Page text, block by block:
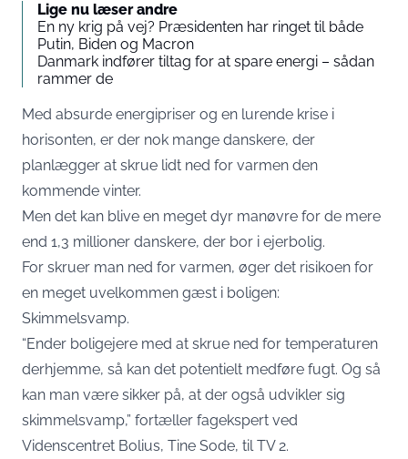
Lige nu læser andre
En ny krig på vej? Præsidenten har ringet til både
Putin, Biden og Macron
Danmark indfører tiltag for at spare energi – sådan
rammer de
Med absurde energipriser og en lurende krise i
horisonten, er der nok mange danskere, der
planlægger at skrue lidt ned for varmen den
kommende vinter.
Men det kan blive en meget dyr manøvre for de mere
end 1,3 millioner danskere, der bor i ejerbolig.
For skruer man ned for varmen, øger det risikoen for
en meget uvelkommen gæst i boligen:
Skimmelsvamp.
“Ender boligejere med at skrue ned for temperaturen
derhjemme, så kan det potentielt medføre fugt. Og så
kan man være sikker på, at der også udvikler sig
skimmelsvamp,” fortæller fagekspert ved
Videnscentret Bolius, Tine Sode, til TV 2.